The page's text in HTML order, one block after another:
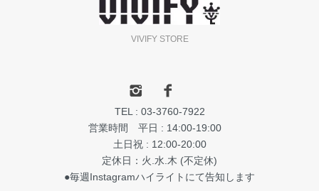
VIVIFY STORE
TEL : 03-3760-7922
営業時間 平日 : 14:00-19:00
土日祝 : 12:00-20:00
定休日：火.水.木 (不定休)
●毎週Instagramハイライトにて告知します